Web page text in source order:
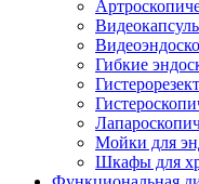
Гибкие
Мойки для
Шкафы для